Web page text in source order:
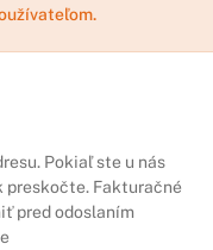
Pokiaľ ste u nás
preskočte. Fakturačné
pred odoslaním